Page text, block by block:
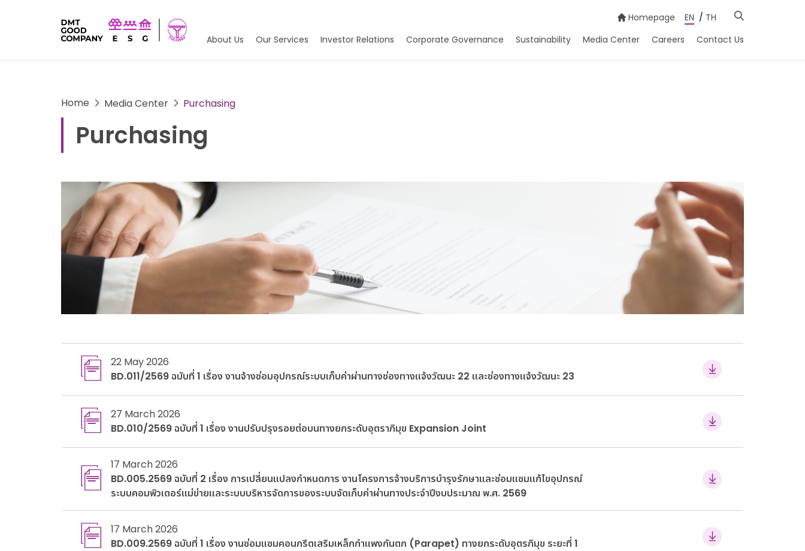
Homepage EN / TH
About Us
Our Services Investor Relations Corporate Governance Sustainability Media Center Careers Contact Us
Home Media Center Purchasing
Purchasing
22 May 2026
BD.011/2569 ฉบับที่ 1 เรื่อง งานจ้างซ่อมอุปกรณ์ระบบเก็บค่าผ่านทางช่องทางแจ้งวัฒนะ 22 และช่องทางแจ้งวัฒนะ 23
27 March 2026
BD.010/2569 ฉบับที่ 1 เรื่อง งานปรับปรุงรอยต่อบนทางยกระดับอุตราภิมุข Expansion Joint
17 March 2026
BD.005.2569 ฉบับที่ 2 เรื่อง การเปลี่ยนแปลงกำหนดการ งานโครงการจ้างบริการบำรุงรักษาและซ่อมแซมแก้ไขอุปกรณ์
ระบบคอมพิวเตอร์แม่ข่ายและระบบบริหารจัดการของระบบจัดเก็บค่าผ่านทางประจำปีงบประมาณ พ.ศ. 2569
17 March 2026
BD.009.2569 ฉบับที่ 1 เรื่อง งานซ่อมแซมคอนกรีตเสริมเหล็กกำแพงกันตก (Parapet) ทางยกระดับอุตรภิมุข ระยะที่ 1